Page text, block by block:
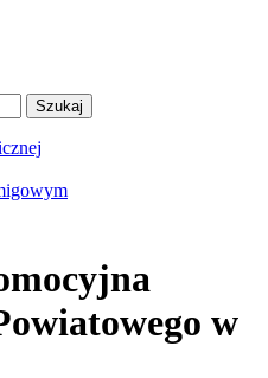
Szukaj